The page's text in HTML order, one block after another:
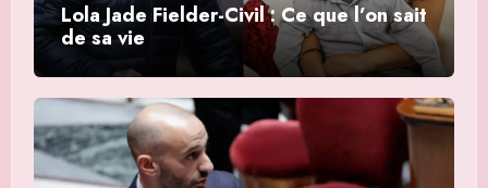
Lola Jade Fielder-Civil : Ce que l’on sait
de sa vie